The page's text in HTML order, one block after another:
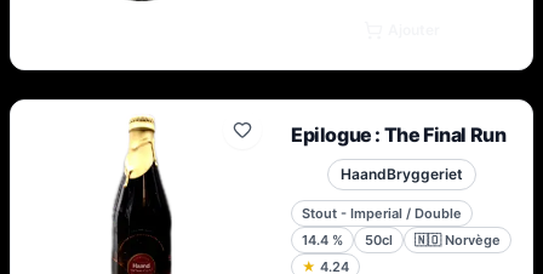
Epilogue : The Final Run
HaandBryggeriet
Stout - Imperial / Double
14.4 % 50cl 🇳🇴 Norvège
★ 4.24